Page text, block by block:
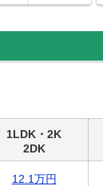
1LDK・2K
2DK
12.1万円